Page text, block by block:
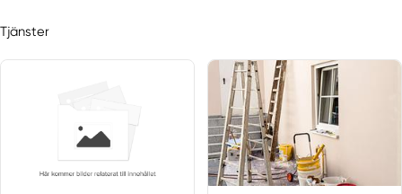
Östergötlands län
Rimforsa
Skänninge
Väderstad
Vadstena
Valdemarsvik
Tjänster